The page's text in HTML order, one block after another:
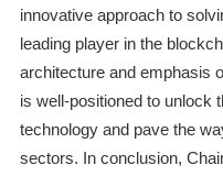
innovative approach to
leading player in the
architecture and emphasis
is well-positioned to unlock
technology and pave the
sectors. In conclusion,